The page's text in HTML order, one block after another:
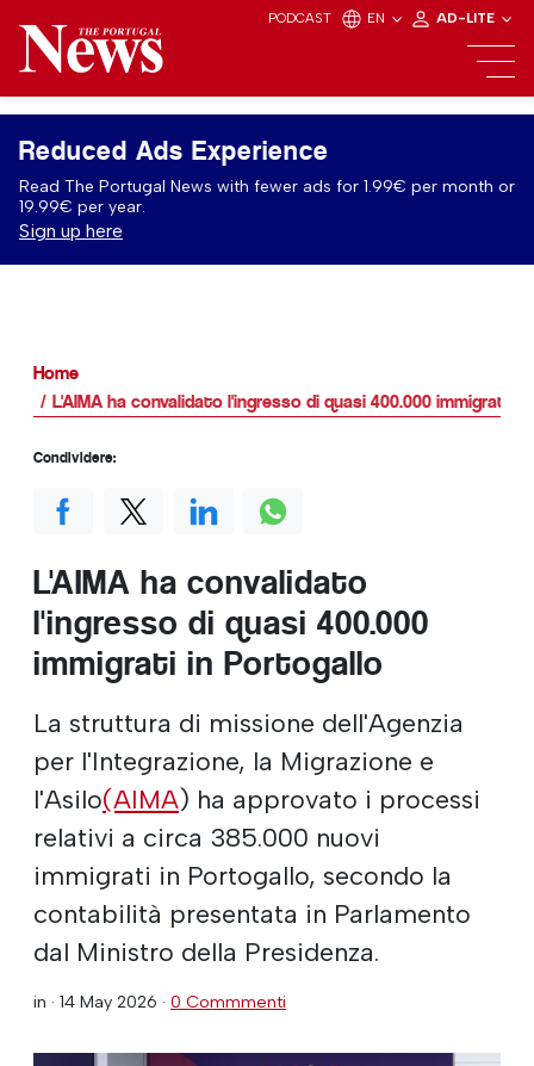
PODCAST EN AD-LITE
Reduced Ads Experience
Read The Portugal News with fewer ads for 1.99€ per month or
19.99€ per year.
Sign up here
Home
L'AIMA ha convalidato l'ingresso di quasi 400.000 immigrati
L'AIMA ha convalidato
l'ingresso di quasi 400.000
immigrati in Portogallo
La struttura di missione dell'Agenzia
per l'Integrazione, la Migrazione e
l'Asilo(AIMA) ha approvato i processi
relativi a circa 385.000 nuovi
immigrati in Portogallo, secondo la
contabilità presentata in Parlamento
dal Ministro della Presidenza.
in · 14 May 2026 · 0 Commmenti
Condividere: